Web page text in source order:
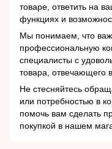
товаре, ответить на
функциях и
Мы понимаем, что
профессиональную
специалисты с
товара, отвечающего
Не стесняйтесь
или потребностью в
помочь вам сделать
покупкой в нашем